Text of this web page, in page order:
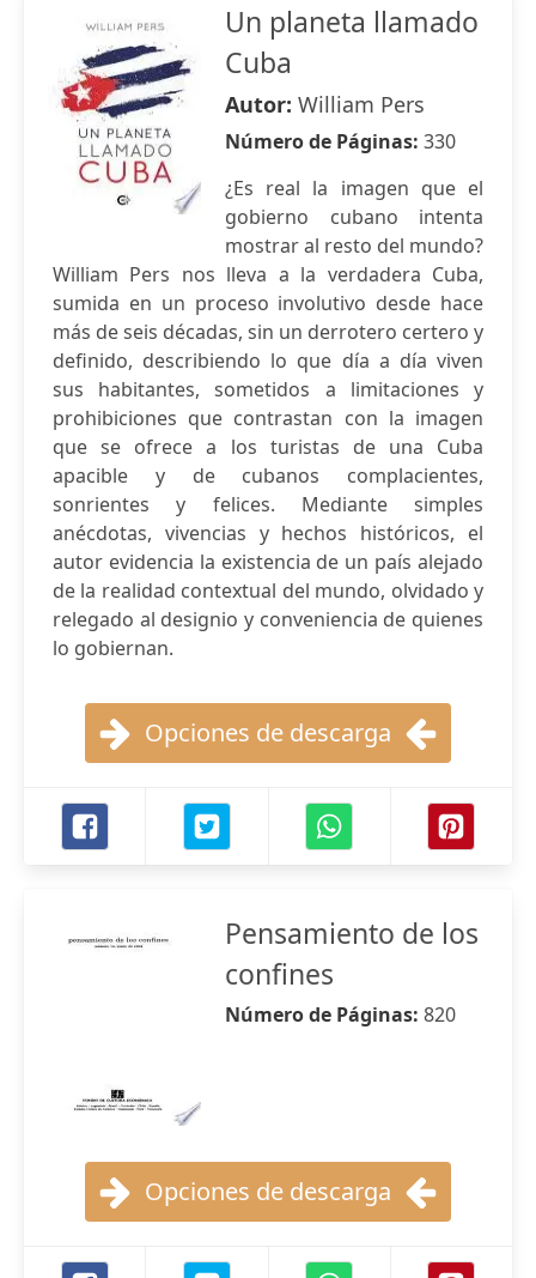
Un planeta llamado
Cuba
Autor: William Pers
Número de Páginas: 330
¿Es real la imagen que el
gobierno cubano intenta
mostrar al resto del mundo?
William Pers nos lleva a la verdadera Cuba,
sumida en un proceso involutivo desde hace
más de seis décadas, sin un derrotero certero y
definido, describiendo lo que día a día viven
sus habitantes, sometidos a limitaciones y
prohibiciones que contrastan con la imagen
que se ofrece a los turistas de una Cuba
apacible y de cubanos complacientes,
sonrientes y felices. Mediante simples
anécdotas, vivencias y hechos históricos, el
autor evidencia la existencia de un país alejado
de la realidad contextual del mundo, olvidado y
relegado al designio y conveniencia de quienes
lo gobiernan.
Opciones de descarga
Pensamiento de los
confines
Número de Páginas: 820
Opciones de descarga